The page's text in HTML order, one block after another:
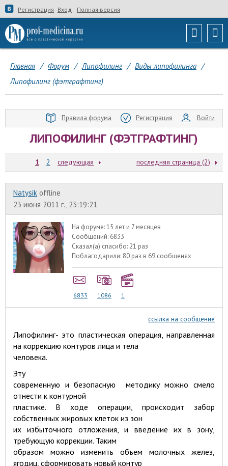
Регистрация Вход Полная версия
Главная / Форум / Липофилинг / Виды липофилинга /
Липофилинг (фэтграфтинг)
Правила форума Регистрация Войти
ЛИПОФИЛИНГ (ФЭТГРАФТИНГ)
1 2 следующая последняя страница (2)
Natysik offline
23 июня 2011 г., 23:19:21
На форуме:15 лет и 7 месяцев
Сообщений: 6833
Сказал(а) спасибо: 21 раз
Поблагодарили: 80 раз в 69 сообщенях
6833 1086 1
ссылка на сообщение
Липофилинг- это пластическая операция, направленная
на коррекцию контуров лица и тела
человека.
Эту
современную и безопасную методику можно смело
отнести к контурной
пластике. В ходе операции, происходит забор
собственных жировых клеток из зон
их избыточного отложения, и введение их в зону,
требующую коррекции. Таким
образом можно изменить объем молочных желез,
ягодиц, сформировать новый контур